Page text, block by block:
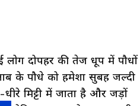
लोग दोपहर की तेज धूप में पौधों
के पौधे को हमेशा सुबह जल्दी
मिट्टी में जाता है और जड़ों